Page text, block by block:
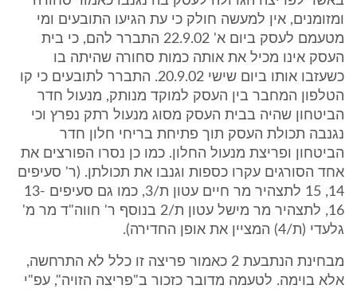
ומזומנים, אין למעשה חולק כי עת הגיעו התובעים ומי
מטעמם לעסק ביום א' 22.9.02 התברר להם, כי בית
העסק אינו מכיל את אותה כמות סחורה שהיתה בו
כשעזבו אותו ביום שישי 20.9.02. התברר לתובעים כי קו
הטלפון המחבר בין העסק למוקד מנותק, מנעול חדר
הביטחון שהיה בבית העסק מסוג מנעול רתק נפרץ וכי
נגנבה תכולת העסק תוך פתיחת בריחי חלון חדר
הביטחון ופריצת מנעול החלון. כמו כן נסרו הפורצים את
אחד הסורגים עקרו כספות וגנבו את תכולתן. (ר' סעיפים
14, 15 לתצהיר מר חיים עטון ת/3, כמו גם סעיפים 13-
16, לתצהיר מר מישל עטון ת/2 בנוסף ר' חווה"ד מר מ'
גלעדי (ת/4) המציין את אופן החדירה).
מבחינת הנתבעת 2 כאמור פריצה זו כלל לא התרחשה,
אלא בוימה. לטעמה מדובר כזכור ב"פריצה הזויה", עפ"י